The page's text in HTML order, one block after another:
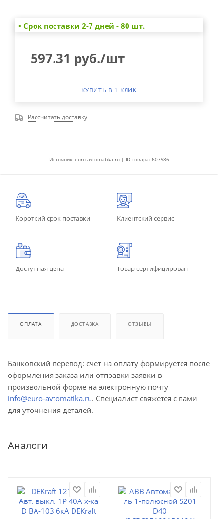
• Cрок поставки 2-7 дней - 80 шт.
597.31 руб./шт
КУПИТЬ В 1 КЛИК
Рассчитать доставку
Источник: euro-avtomatika.ru | ID товара: 607986
Короткий срок поставки Клиентский сервис
Доступная цена Товар сертифицирован
ОПЛАТА ДОСТАВКА ОТЗЫВЫ
Банковский перевод: счет на оплату формируется после
оформления заказа или отправки заявки в
произвольной форме на электронную почту
info@euro-avtomatika.ru. Специалист свяжется с вами
для уточнения деталей.
Аналоги